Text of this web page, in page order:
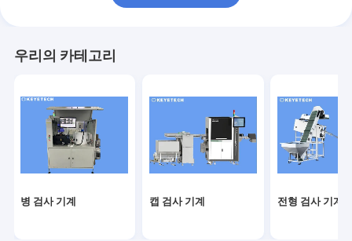
우리의 카테고리
병 검사 기계 캡 검사 기계 전형 검사 기계